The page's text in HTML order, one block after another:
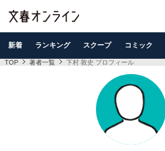
新着 ランキング スクープ コミック
TOP 著者一覧 下村 敦史 プロフィール